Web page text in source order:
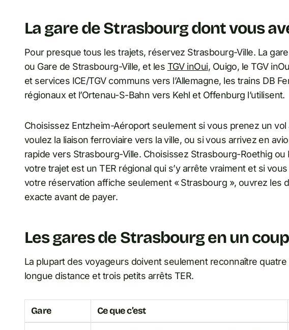
La gare de Strasbourg dont vous
Pour presque tous les trajets, réservez Strasbourg-Ville. La
ou Gare de Strasbourg-Ville, et les TGV inOui, Ouigo, le TGV
et services ICE/TGV communs vers l’Allemagne, les trains DB
régionaux et l’Ortenau-S-Bahn vers Kehl et Offenburg l’utilisent.
Choisissez Entzheim-Aéroport seulement si vous prenez un vol
voulez la liaison ferroviaire vers la ville, ou si vous arrivez en
rapide vers Strasbourg-Ville. Choisissez Strasbourg-Roethig
votre trajet est un TER régional qui s’y arrête vraiment et si
votre réservation affiche seulement « Strasbourg », ouvrez les
exacte avant de payer.
Les gares de Strasbourg en un
La plupart des voyageurs doivent seulement reconnaître
longue distance et trois petits arrêts TER.
Gare Ce que c’est